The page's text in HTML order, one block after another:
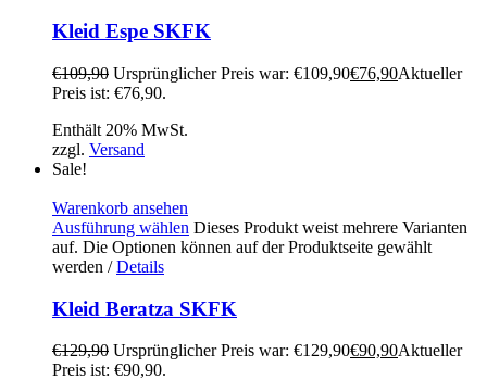
Kleid Espe SKFK
€109,90 Ursprünglicher Preis war: €109,90€76,90Aktueller
Preis ist: €76,90.
Enthält 20% MwSt.
zzgl. Versand
Sale!
Warenkorb ansehen
Ausführung wählen Dieses Produkt weist mehrere Varianten
auf. Die Optionen können auf der Produktseite gewählt
werden / Details
Kleid Beratza SKFK
€129,90 Ursprünglicher Preis war: €129,90€90,90Aktueller
Preis ist: €90,90.